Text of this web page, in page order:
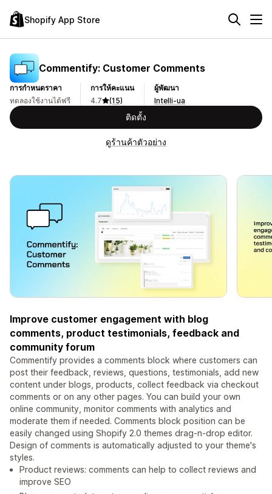
Shopify App Store
Commentify: Customer Comments
การกำหนดราคา
ทดลองใช้งานได้ฟรี
การให้คะแนน
4.7
(15)
ผู้พัฒนา
Intelli-ua
ติดตั้ง
ดูร้านค้าตัวอย่าง
Improve customer engagement with blog
comments, product testimonials, feedback and
community forum
Commentify provides a comments block where customers can
post their feedback, reviews, questions, testimonials, add new
content under blogs, products, collect feedback via checkout
comments or on any other pages. You can build your own
online community, monitor comments with analytics and
moderate them if needed. Comments block position can be
easily changed using Shopify 2.0 themes drag-n-drop editor.
Design of comments is automatically adjusted to your theme's
styles.
Product reviews: comments can help to collect reviews and
improve SEO